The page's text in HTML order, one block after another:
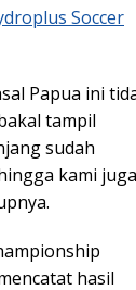
Soccer
Papua ini
tampil
sudah
kami juga
hasil